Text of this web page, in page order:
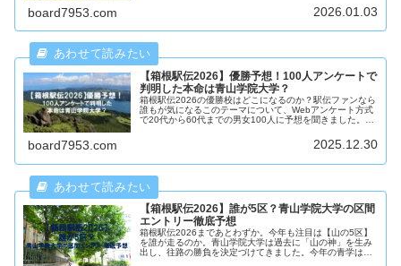
り、当日変更の可能性が注目されています。特に「花の2
区」は黒田朝日が走るのでは？という予想がファンの間で
board7953.com 2026.01.03
【箱根駅伝2026】優勝予想！100人アンケートで
判明した本命は青山学院大学？
箱根駅伝2026の優勝校はどこになるのか？駅伝ファンなら
誰もが気になるこのテーマについて、Webアンケート方式
で20代から60代までの男女100人に予想を聞きました。結
学や中央大学にも期待の声が。果たして本命は青学で決ま
りなのか、それとも波乱が起きるのか――データと分析で
board7953.com 2025.12.30
【箱根駅伝2026】誰が5区？青山学院大学の区間
エントリー徹底予想
箱根駅伝2026まであとわずか。今年も注目は【山の5区】
を誰が走るのか。青山学院大学は過去に「山の神」を生み
出し、往路の勝負を決定づけてきました。今年の青学は黒